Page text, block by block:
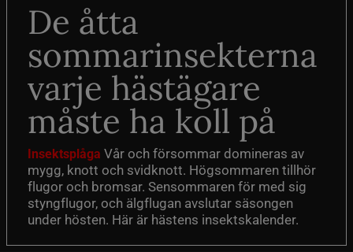
De åtta
sommarinsekterna
varje hästägare
måste ha koll på
Insektsplåga Vår och försommar domineras av
mygg, knott och svidknott. Högsommaren tillhör
flugor och bromsar. Sensommaren för med sig
styngflugor, och älgflugan avslutar säsongen
under hösten. Här är hästens insektskalender.